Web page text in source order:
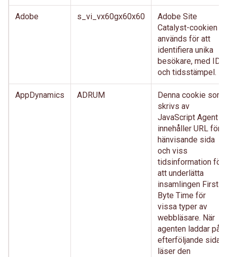
Adobe s_vi_vx60gx60x60
Adobe Site
Catalyst-cookien
används för att
identifiera unika
besökare, med ID
och tidsstämpel.
AppDynamics ADRUM
Denna cookie som
skrivs av
JavaScript Agent
innehåller URL för
hänvisande sida
och viss
tidsinformation för
att underlätta
insamlingen First
Byte Time för
vissa typer av
webbläsare. När
agenten laddar på
efterföljande sida
läser den